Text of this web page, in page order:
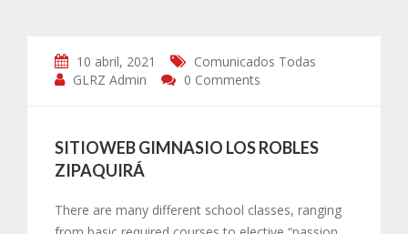
10 abril, 2021 Comunicados Todas
GLRZ Admin
0 Comments
SITIOWEB GIMNASIO LOS ROBLES
ZIPAQUIRÁ
There are many different school classes, ranging